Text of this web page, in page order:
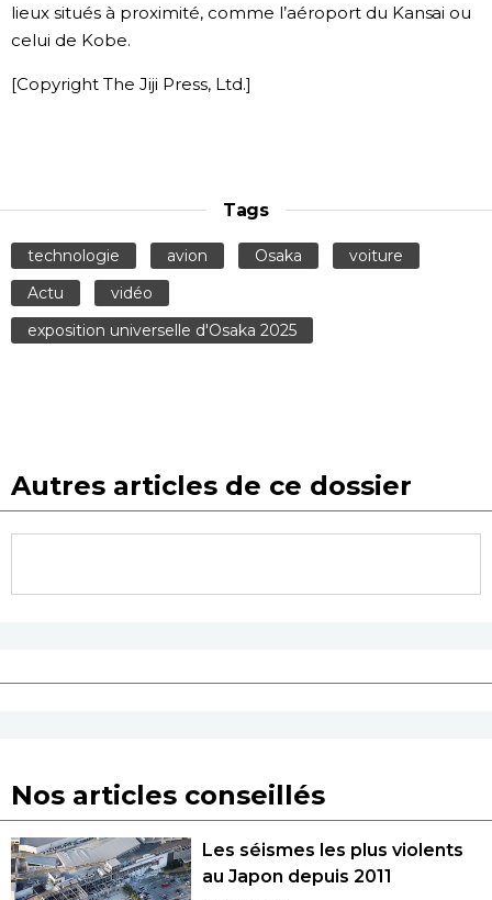
lieux situés à proximité, comme l’aéroport du Kansai ou
celui de Kobe.
[Copyright The Jiji Press, Ltd.]
Tags
technologie avion Osaka
voiture
Actu
vidéo
exposition universelle d'Osaka 2025
Autres articles de ce dossier
Nos articles conseillés
Les séismes les plus violents
au Japon depuis 2011